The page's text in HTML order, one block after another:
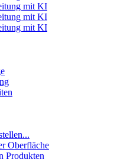
Oberfläche
Produkten